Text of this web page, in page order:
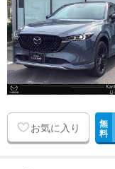
お気に入り 無
料